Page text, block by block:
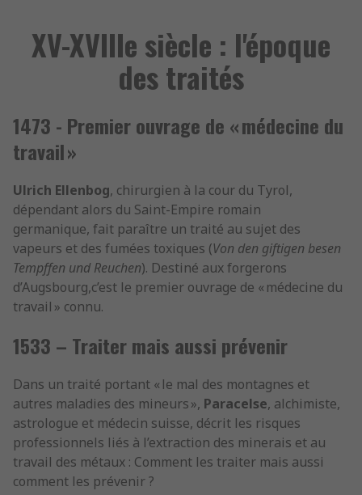
XV-XVIIIe siècle : l'époque
des traités
1473 - Premier ouvrage de « médecine du
travail »
Ulrich Ellenbog, chirurgien à la cour du Tyrol,
dépendant alors du Saint-Empire romain
germanique, fait paraître un traité au sujet des
vapeurs et des fumées toxiques (Von den giftigen besen
Tempffen und Reuchen). Destiné aux forgerons
d’Augsbourg,c’est le premier ouvrage de « médecine du
travail » connu.
1533 – Traiter mais aussi prévenir
Dans un traité portant « le mal des montagnes et
autres maladies des mineurs », Paracelse, alchimiste,
astrologue et médecin suisse, décrit les risques
professionnels liés à l’extraction des minerais et au
travail des métaux : Comment les traiter mais aussi
comment les prévenir ?